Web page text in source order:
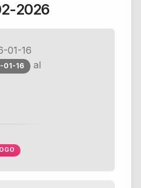
2026
01-16
01-16 al